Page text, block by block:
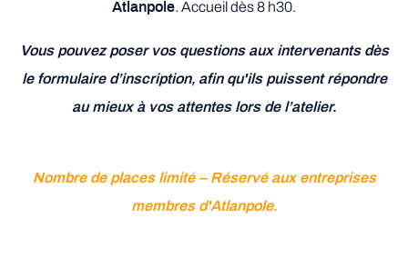
Atlanpole. Accueil dès 8 h30.
Vous pouvez poser vos questions aux intervenants dès
le formulaire d’inscription, afin qu'ils puissent répondre
au mieux à vos attentes lors de l’atelier.
Nombre de places limité – Réservé aux entreprises
membres d'Atlanpole.